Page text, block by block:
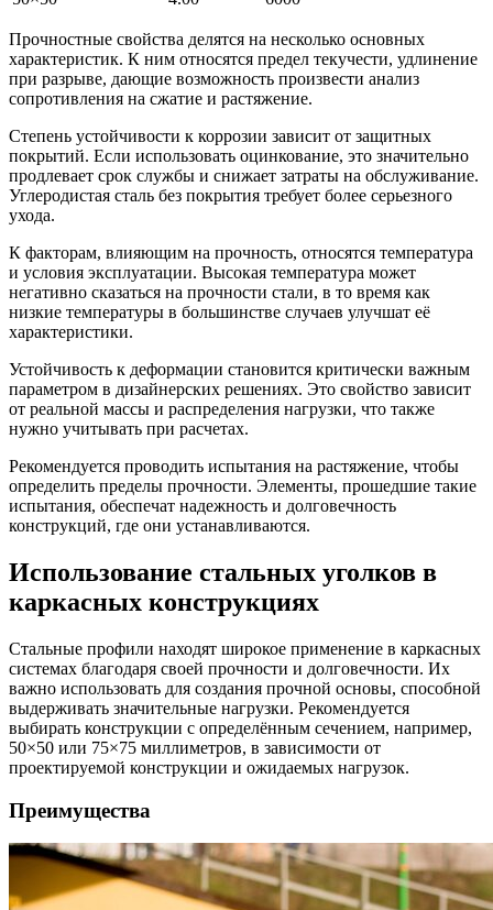
Прочностные свойства делятся на несколько основных
характеристик. К ним относятся предел текучести, удлинение
при разрыве, дающие возможность произвести анализ
сопротивления на сжатие и растяжение.
Степень устойчивости к коррозии зависит от защитных
покрытий. Если использовать оцинкование, это значительно
продлевает срок службы и снижает затраты на обслуживание.
Углеродистая сталь без покрытия требует более серьезного
ухода.
К факторам, влияющим на прочность, относятся температура
и условия эксплуатации. Высокая температура может
негативно сказаться на прочности стали, в то время как
низкие температуры в большинстве случаев улучшат её
характеристики.
Устойчивость к деформации становится критически важным
параметром в дизайнерских решениях. Это свойство зависит
от реальной массы и распределения нагрузки, что также
нужно учитывать при расчетах.
Рекомендуется проводить испытания на растяжение, чтобы
определить пределы прочности. Элементы, прошедшие такие
испытания, обеспечат надежность и долговечность
конструкций, где они устанавливаются.
Использование стальных уголков в
каркасных конструкциях
Стальные профили находят широкое применение в каркасных
системах благодаря своей прочности и долговечности. Их
важно использовать для создания прочной основы, способной
выдерживать значительные нагрузки. Рекомендуется
выбирать конструкции с определённым сечением, например,
50×50 или 75×75 миллиметров, в зависимости от
проектируемой конструкции и ожидаемых нагрузок.
Преимущества